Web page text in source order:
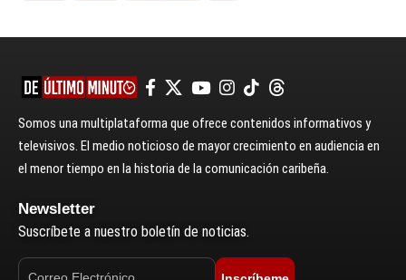
Somos una multiplataforma que ofrece contenidos informativos y
televisivos. El medio noticioso de mayor crecimiento en audiencia en
el menor tiempo en la historia de la comunicación caribeña.
Newsletter
Suscríbete a nuestro boletín de noticias.